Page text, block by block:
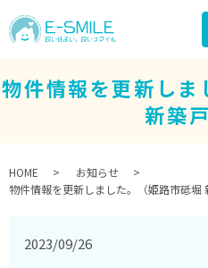
物件情報を更新し
新築
HOME
お知らせ
物件情報を更新しました。（姫路市砥堀
2023/09/26